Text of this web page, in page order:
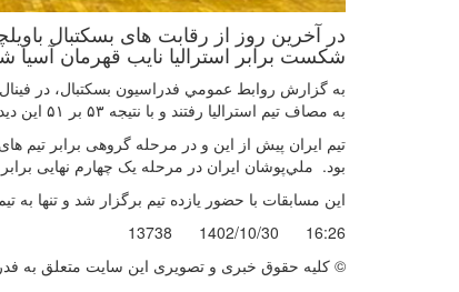
در آخرین روز از رقابت های بسکتبال
شکست برابر استرالیا نایب قهرمان آسیا
به گزارش روابط عمومي فدراسيون بسكتبال، در فينال
به مصاف تیم استرالیا رفتند و با نتیجه ۵۳ بر ۵۱ این دیدار را واگذار کردند.
تیم ایران‌ پیش از این و در مرحله گروهی برابر تیم
بود. ملي‌پوشان ايران در مرحله یک چهارم نهایی
این مسابقات با حضور یازده تیم برگزار شد و تنها
16:26
1402/10/30
13738
© کليه حقوق خبری و تصويری اين سايت متعلق به